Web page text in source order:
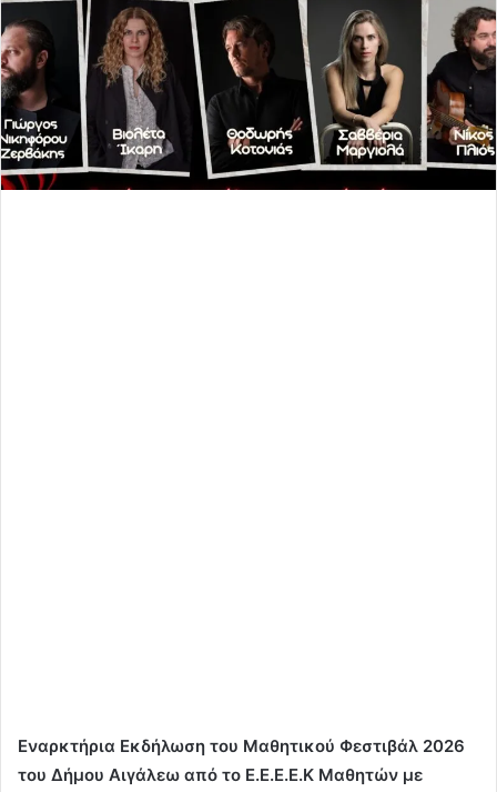
Εναρκτήρια Εκδήλωση του Μαθητικού Φεστιβάλ 2026
του Δήμου Αιγάλεω από το Ε.Ε.Ε.Ε.Κ Μαθητών με